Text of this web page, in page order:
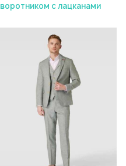
воротником с лацканами